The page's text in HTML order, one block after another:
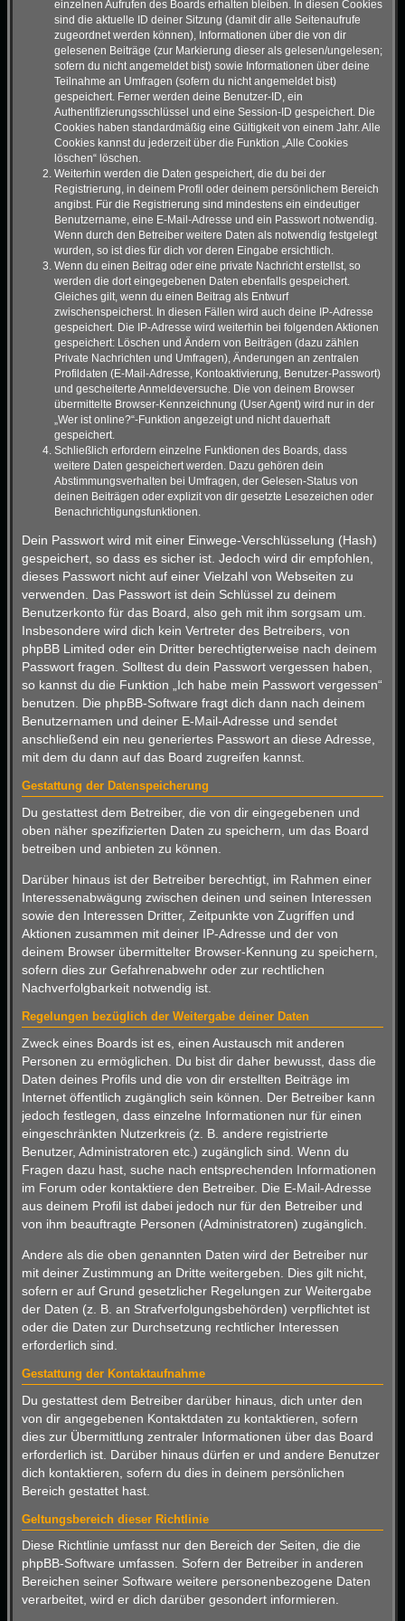
einzelnen Aufrufen des Boards erhalten bleiben. In diesen Cookies
sind die aktuelle ID deiner Sitzung (damit dir alle Seitenaufrufe
zugeordnet werden können), Informationen über die von dir
gelesenen Beiträge (zur Markierung dieser als gelesen/ungelesen;
sofern du nicht angemeldet bist) sowie Informationen über deine
Teilnahme an Umfragen (sofern du nicht angemeldet bist)
gespeichert. Ferner werden deine Benutzer-ID, ein
Authentifizierungsschlüssel und eine Session-ID gespeichert. Die
Cookies haben standardmäßig eine Gültigkeit von einem Jahr. Alle
Cookies kannst du jederzeit über die Funktion „Alle Cookies
löschen“ löschen.
Weiterhin werden die Daten gespeichert, die du bei der
Registrierung, in deinem Profil oder deinem persönlichem Bereich
angibst. Für die Registrierung sind mindestens ein eindeutiger
Benutzername, eine E-Mail-Adresse und ein Passwort notwendig.
Wenn durch den Betreiber weitere Daten als notwendig festgelegt
wurden, so ist dies für dich vor deren Eingabe ersichtlich.
Wenn du einen Beitrag oder eine private Nachricht erstellst, so
werden die dort eingegebenen Daten ebenfalls gespeichert.
Gleiches gilt, wenn du einen Beitrag als Entwurf
zwischenspeicherst. In diesen Fällen wird auch deine IP-Adresse
gespeichert. Die IP-Adresse wird weiterhin bei folgenden Aktionen
gespeichert: Löschen und Ändern von Beiträgen (dazu zählen
Private Nachrichten und Umfragen), Änderungen an zentralen
Profildaten (E-Mail-Adresse, Kontoaktivierung, Benutzer-Passwort)
und gescheiterte Anmeldeversuche. Die von deinem Browser
übermittelte Browser-Kennzeichnung (User Agent) wird nur in der
„Wer ist online?“-Funktion angezeigt und nicht dauerhaft
gespeichert.
Schließlich erfordern einzelne Funktionen des Boards, dass
weitere Daten gespeichert werden. Dazu gehören dein
Abstimmungsverhalten bei Umfragen, der Gelesen-Status von
deinen Beiträgen oder explizit von dir gesetzte Lesezeichen oder
Benachrichtigungsfunktionen.
Dein Passwort wird mit einer Einwege-Verschlüsselung (Hash)
gespeichert, so dass es sicher ist. Jedoch wird dir empfohlen,
dieses Passwort nicht auf einer Vielzahl von Webseiten zu
verwenden. Das Passwort ist dein Schlüssel zu deinem
Benutzerkonto für das Board, also geh mit ihm sorgsam um.
Insbesondere wird dich kein Vertreter des Betreibers, von
phpBB Limited oder ein Dritter berechtigterweise nach deinem
Passwort fragen. Solltest du dein Passwort vergessen haben,
so kannst du die Funktion „Ich habe mein Passwort vergessen“
benutzen. Die phpBB-Software fragt dich dann nach deinem
Benutzernamen und deiner E-Mail-Adresse und sendet
anschließend ein neu generiertes Passwort an diese Adresse,
mit dem du dann auf das Board zugreifen kannst.
Gestattung der Datenspeicherung
Du gestattest dem Betreiber, die von dir eingegebenen und
oben näher spezifizierten Daten zu speichern, um das Board
betreiben und anbieten zu können.
Darüber hinaus ist der Betreiber berechtigt, im Rahmen einer
Interessenabwägung zwischen deinen und seinen Interessen
sowie den Interessen Dritter, Zeitpunkte von Zugriffen und
Aktionen zusammen mit deiner IP-Adresse und der von
deinem Browser übermittelter Browser-Kennung zu speichern,
sofern dies zur Gefahrenabwehr oder zur rechtlichen
Nachverfolgbarkeit notwendig ist.
Regelungen bezüglich der Weitergabe deiner Daten
Zweck eines Boards ist es, einen Austausch mit anderen
Personen zu ermöglichen. Du bist dir daher bewusst, dass die
Daten deines Profils und die von dir erstellten Beiträge im
Internet öffentlich zugänglich sein können. Der Betreiber kann
jedoch festlegen, dass einzelne Informationen nur für einen
eingeschränkten Nutzerkreis (z. B. andere registrierte
Benutzer, Administratoren etc.) zugänglich sind. Wenn du
Fragen dazu hast, suche nach entsprechenden Informationen
im Forum oder kontaktiere den Betreiber. Die E-Mail-Adresse
aus deinem Profil ist dabei jedoch nur für den Betreiber und
von ihm beauftragte Personen (Administratoren) zugänglich.
Andere als die oben genannten Daten wird der Betreiber nur
mit deiner Zustimmung an Dritte weitergeben. Dies gilt nicht,
sofern er auf Grund gesetzlicher Regelungen zur Weitergabe
der Daten (z. B. an Strafverfolgungsbehörden) verpflichtet ist
oder die Daten zur Durchsetzung rechtlicher Interessen
erforderlich sind.
Gestattung der Kontaktaufnahme
Du gestattest dem Betreiber darüber hinaus, dich unter den
von dir angegebenen Kontaktdaten zu kontaktieren, sofern
dies zur Übermittlung zentraler Informationen über das Board
erforderlich ist. Darüber hinaus dürfen er und andere Benutzer
dich kontaktieren, sofern du dies in deinem persönlichen
Bereich gestattet hast.
Geltungsbereich dieser Richtlinie
Diese Richtlinie umfasst nur den Bereich der Seiten, die die
phpBB-Software umfassen. Sofern der Betreiber in anderen
Bereichen seiner Software weitere personenbezogene Daten
verarbeitet, wird er dich darüber gesondert informieren.